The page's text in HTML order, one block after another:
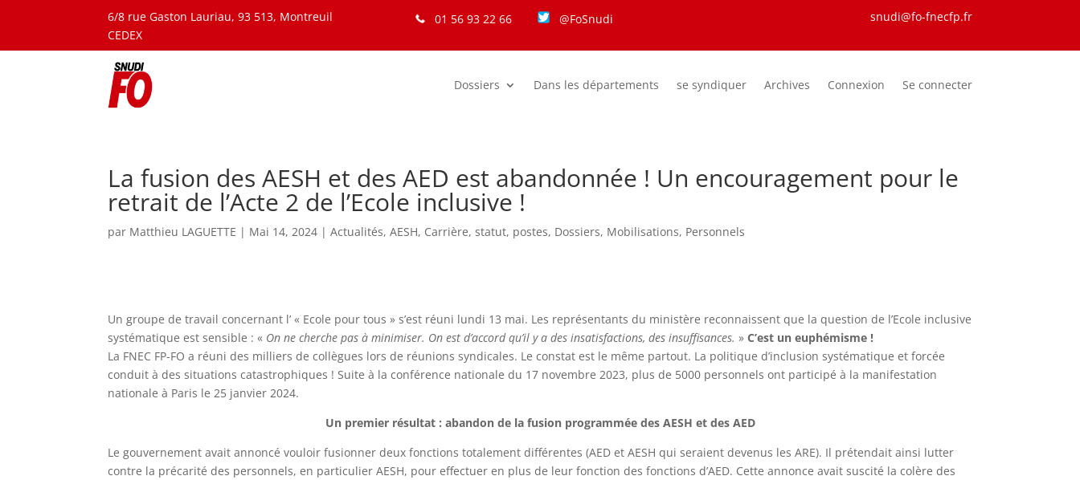
6/8 rue Gaston Lauriau, 93 513, Montreuil
CEDEX
01 56 93 22 66 @FoSnudi snudi@fo-fnecfp.fr
Dossiers Dans les départements se syndiquer Archives Connexion Se connecter
La fusion des AESH et des AED est abandonnée ! Un encouragement pour le
retrait de l’Acte 2 de l’Ecole inclusive !
par Matthieu LAGUETTE | Mai 14, 2024 |Actualités,AESH, Carrière, statut, postes, Dossiers, Mobilisations, Personnels
Un groupe de travail concernant l’ « Ecole pour tous » s’est réuni lundi 13 mai. Les représentants du ministère reconnaissent que la question de l’Ecole inclusive
systématique est sensible : « On ne cherche pas à minimiser. On est d’accord qu’il y a des insatisfactions, des insuffisances. »C’est un euphémisme !
La FNEC FP-FO a réuni des milliers de collègues lors de réunions syndicales. Le constat est le même partout. La politique d’inclusion systématique et forcée
conduit à des situations catastrophiques ! Suite à la conférence nationale du 17 novembre 2023, plus de 5000 personnels ont participé à la manifestation
nationale à Paris le 25 janvier 2024.
Un premier résultat : abandon de la fusion programmée des AESH et des AED
Le gouvernement avait annoncé vouloir fusionner deux fonctions totalement différentes (AED et AESH qui seraient devenus les ARE). Il prétendait ainsi lutter
contre la précarité des personnels, en particulier AESH, pour effectuer en plus de leur fonction des fonctions d’AED. Cette annonce avait suscité la colère des